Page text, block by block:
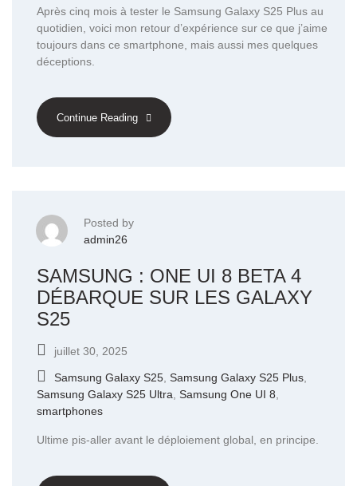
Après cinq mois à tester le Samsung Galaxy S25 Plus au
quotidien, voici mon retour d’expérience sur ce que j’aime
toujours dans ce smartphone, mais aussi mes quelques
déceptions.
Continue Reading
Posted by
admin26
SAMSUNG : ONE UI 8 BETA 4
DÉBARQUE SUR LES GALAXY
S25
juillet 30, 2025
Samsung Galaxy S25, Samsung Galaxy S25 Plus,
Samsung Galaxy S25 Ultra, Samsung One UI 8,
smartphones
Ultime pis-aller avant le déploiement global, en principe.